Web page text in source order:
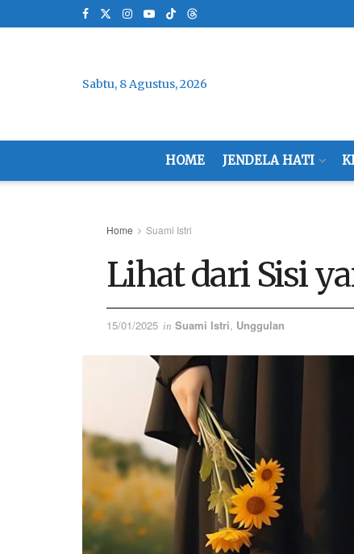
Sabtu, 8 Agustus, 2026
HOME JENDELA HATI
Home Suami Istri
Lihat dari Sisi
15/01/2025 in Suami Istri, Unggulan